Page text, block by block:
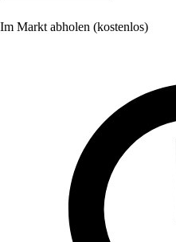
Im Markt abholen (kostenlos)